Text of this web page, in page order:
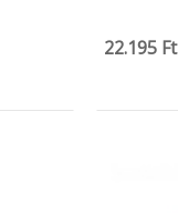
22.195 Ft